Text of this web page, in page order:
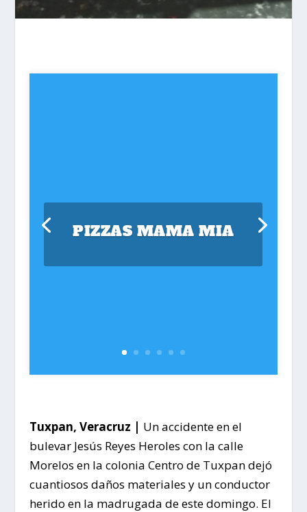
PIZZAS MAMA MIA
Tuxpan, Veracruz | Un accidente en el
bulevar Jesús Reyes Heroles con la calle
Morelos en la colonia Centro de Tuxpan dejó
cuantiosos daños materiales y un conductor
herido en la madrugada de este domingo. El